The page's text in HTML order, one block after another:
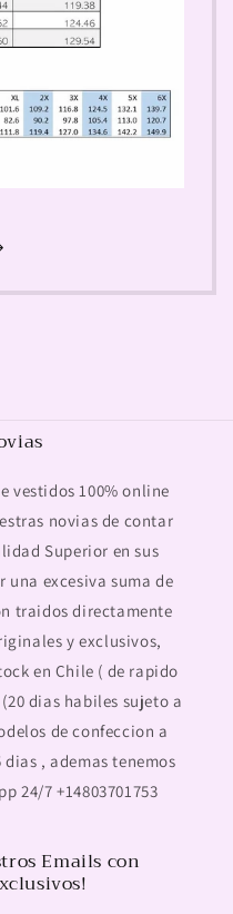
vestidos 100% online
novias de contar
Superior en sus
una excesiva suma de
traidos directamente
y exclusivos,
en Chile ( de rapido
dias habiles sujeto a
de confeccion a
, ademas tenemos
24/7 +14803701753
Emails con